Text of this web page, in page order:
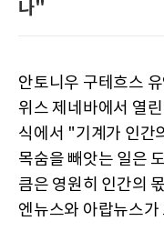
나"
안토니우 구테흐스
위스 제네바에서 열
식에서 "기계가 인간
목숨을 빼앗는 일은
큼은 영원히 인간의
엔뉴스와 아랍뉴스가